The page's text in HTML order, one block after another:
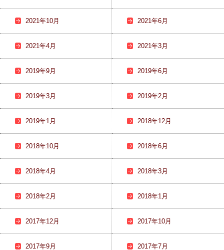
2021年10月 2021年6月
2021年4月 2021年3月
2019年9月 2019年6月
2019年3月 2019年2月
2019年1月 2018年12月
2018年10月 2018年6月
2018年4月 2018年3月
2018年2月 2018年1月
2017年12月 2017年10月
2017年9月 2017年7月